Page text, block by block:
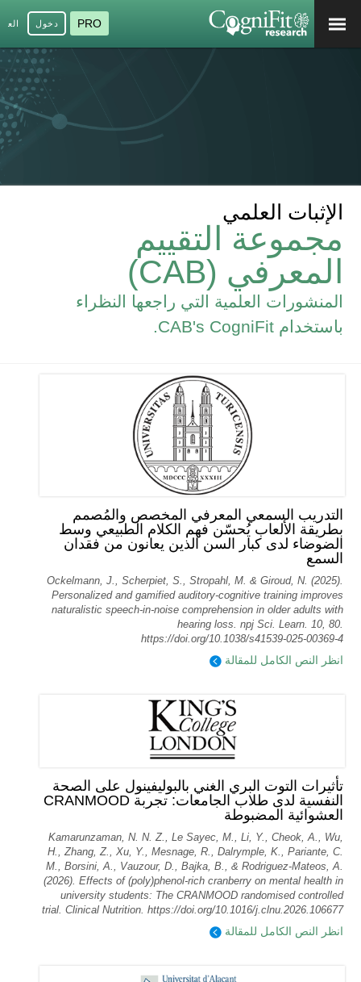
PRO دخول
الإثبات العلمي
مجموعة التقييم
المعرفي (CAB)
المنشورات العلمية التي راجعها النظراء
باستخدام CAB's CogniFit.
التدريب السمعي المعرفي المخصص والمُصمم
بطريقة الألعاب يُحسّن فهم الكلام الطبيعي وسط
الضوضاء لدى كبار السن الذين يعانون من فقدان
السمع
Ockelmann, J., Scherpiet, S., Stropahl, M. & Giroud, N. (2025).
Personalized and gamified auditory-cognitive training improves
naturalistic speech-in-noise comprehension in older adults with
hearing loss. npj Sci. Learn. 10, 80.
https://doi.org/10.1038/s41539-025-00369-4
انظر النص الكامل للمقالة
تأثيرات التوت البري الغني بالبوليفينول على الصحة
النفسية لدى طلاب الجامعات: تجربة CRANMOOD
العشوائية المضبوطة
Kamarunzaman, N. N. Z., Le Sayec, M., Li, Y., Cheok, A., Wu,
H., Zhang, Z., Xu, Y., Mesnage, R., Dalrymple, K., Pariante, C.
M., Borsini, A., Vauzour, D., Bajka, B., & Rodriguez-Mateos, A.
(2026). Effects of (poly)phenol-rich cranberry on mental health in
university students: The CRANMOOD randomised controlled
trial. Clinical Nutrition. https://doi.org/10.1016/j.clnu.2026.106677
انظر النص الكامل للمقالة